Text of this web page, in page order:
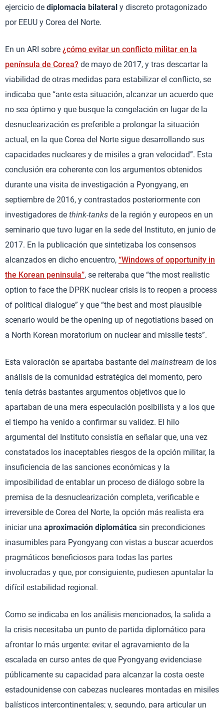
ejercicio de diplomacia bilateral y discreto protagonizado
por EEUU y Corea del Norte.
En un ARI sobre ¿cómo evitar un conflicto militar en la
península de Corea? de mayo de 2017, y tras descartar la
viabilidad de otras medidas para estabilizar el conflicto, se
indicaba que “ante esta situación, alcanzar un acuerdo que
no sea óptimo y que busque la congelación en lugar de la
desnuclearización es preferible a prolongar la situación
actual, en la que Corea del Norte sigue desarrollando sus
capacidades nucleares y de misiles a gran velocidad”. Esta
conclusión era coherente con los argumentos obtenidos
durante una visita de investigación a Pyongyang, en
septiembre de 2016, y contrastados posteriormente con
investigadores de think-tanks de la región y europeos en un
seminario que tuvo lugar en la sede del Instituto, en junio de
2017. En la publicación que sintetizaba los consensos
alcanzados en dicho encuentro, “Windows of opportunity in
the Korean peninsula”, se reiteraba que “the most realistic
option to face the DPRK nuclear crisis is to reopen a process
of political dialogue” y que “the best and most plausible
scenario would be the opening up of negotiations based on
a North Korean moratorium on nuclear and missile tests”.
Esta valoración se apartaba bastante del mainstream de los
análisis de la comunidad estratégica del momento, pero
tenía detrás bastantes argumentos objetivos que lo
apartaban de una mera especulación posibilista y a los que
el tiempo ha venido a confirmar su validez. El hilo
argumental del Instituto consistía en señalar que, una vez
constatados los inaceptables riesgos de la opción militar, la
insuficiencia de las sanciones económicas y la
imposibilidad de entablar un proceso de diálogo sobre la
premisa de la desnuclearización completa, verificable e
irreversible de Corea del Norte, la opción más realista era
iniciar una aproximación diplomática sin precondiciones
inasumibles para Pyongyang con vistas a buscar acuerdos
pragmáticos beneficiosos para todas las partes
involucradas y que, por consiguiente, pudiesen apuntalar la
difícil estabilidad regional.
Como se indicaba en los análisis mencionados, la salida a
la crisis necesitaba un punto de partida diplomático para
afrontar lo más urgente: evitar el agravamiento de la
escalada en curso antes de que Pyongyang evidenciase
públicamente su capacidad para alcanzar la costa oeste
estadounidense con cabezas nucleares montadas en misiles
balísticos intercontinentales; y, segundo, para articular un